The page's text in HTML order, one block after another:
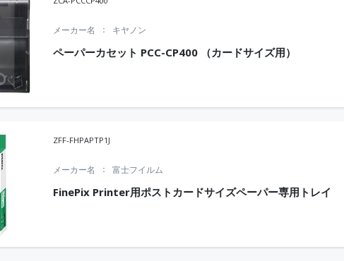
ペーパーカセット PCC-CP400 （カードサイズ用）
メーカー名 キヤノン
ZFF-FHPAPTP1J
FinePix Printer用ポストカードサイズペーパー専用トレイ
メーカー名 富士フイルム